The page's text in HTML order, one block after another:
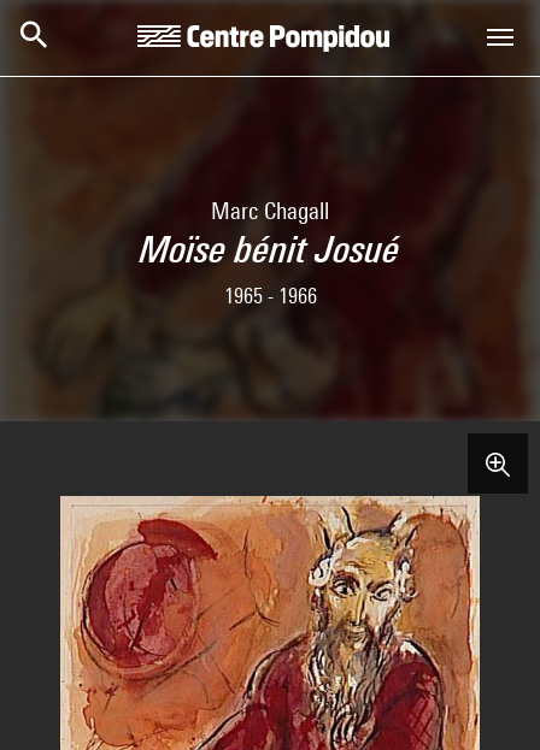
Marc Chagall
Moïse bénit Josué
1965 - 1966